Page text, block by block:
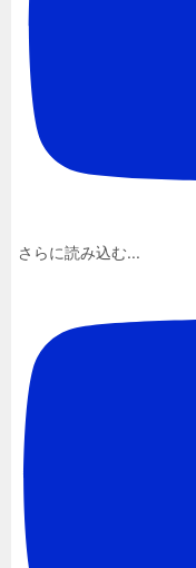
さらに読み込む...